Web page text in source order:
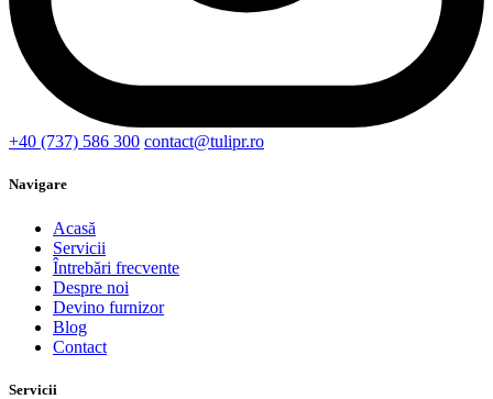
+40 (737) 586 300 contact@tulipr.ro
Navigare
Acasă
Servicii
Întrebări frecvente
Despre noi
Devino furnizor
Blog
Contact
Servicii